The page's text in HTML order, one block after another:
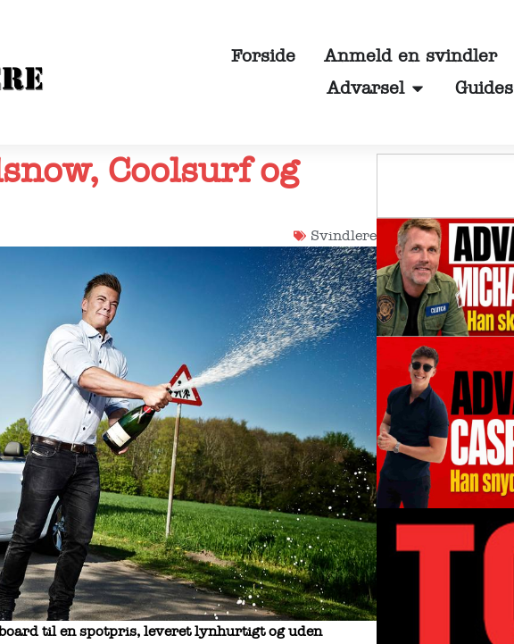
Forside Anmeld en svindler
Advarsel
Guides
Coolsurf og
Svindlere
til en spotpris, leveret lynhurtigt og uden